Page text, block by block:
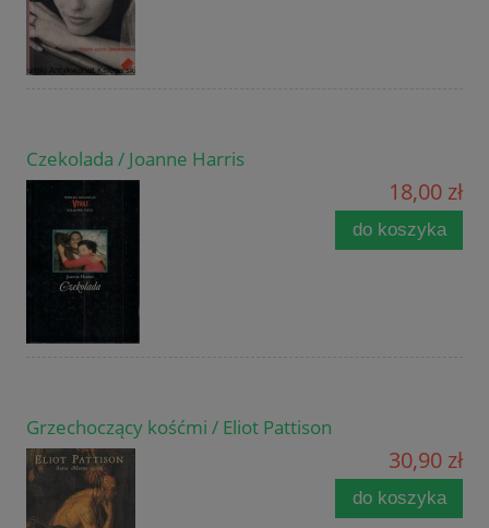
Czekolada / Joanne Harris
18,00 zł
do koszyka
Grzechoczący kośćmi / Eliot Pattison
30,90 zł
do koszyka